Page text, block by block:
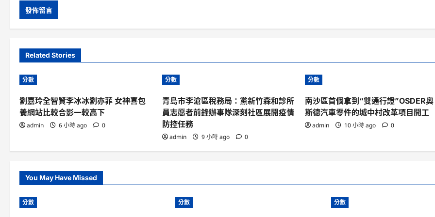
Related Stories
分數
劉嘉玲全智賢李冰冰劉亦菲 女神喜包
養網站比較合影一較高下
admin 6 小時 ago 0
分數
青島市李滄區稅務局：黨新竹森和診所
員志愿者前鋒辦事隊深刻社區展開疫情
防控任務
admin 9 小時 ago 0
分數
南沙區首個拿到“雙通行證”OSDER奧
斯德汽車零件的城中村改革項目開工
admin 10 小時 ago 0
You May Have Missed
分數 分數 分數